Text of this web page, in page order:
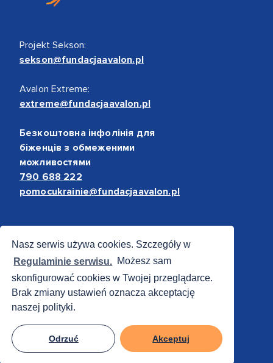
Nasz serwis używa cookies. Szczegóły w
Regulaminie serwisu. Możesz sam
skonfigurować cookies w Twojej przeglądarce.
Brak zmiany ustawień oznacza akceptację
naszej polityki.
Odrzuć Akceptuj
Projekt Sekson:
sekson@fundacjaavalon.pl
Avalon Extreme:
extreme@fundacjaavalon.pl
Безкоштовна інфолінія для
біженців з обмеженими
можливостями
790 688 222
pomocukrainie@fundacjaavalon.pl
Bezpieczne płatności
© 2012 - 2026 Fundacja Avalon